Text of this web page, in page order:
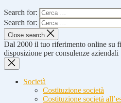
Search for:
Search for:
Close search
Dal 2000 il tuo riferimento online su
disposizione per consulenze aziendali
Società
Costituzione società
Costituzione società